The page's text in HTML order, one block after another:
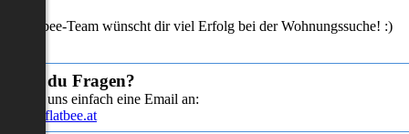
Flatbee-Team wünscht dir viel Erfolg bei der Wohnungssuche! :)
Hast du Fragen?
Sende uns einfach eine Email an:
info@flatbee.at